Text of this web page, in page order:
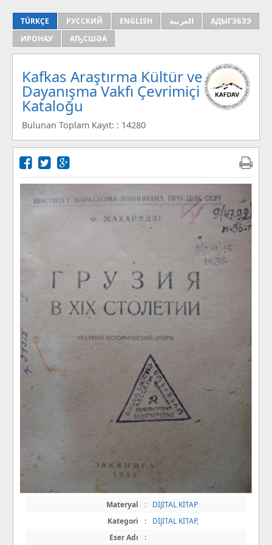
TÜRKÇE РУССКИЙ ENGLISH العربية
АДЫГЭБЗЭ
ИРОНАУ
АҦСШӘА
Kafkas Araştırma Kültür ve
Dayanışma Vakfı Çevrimiçi
Kataloğu
Bulunan Toplam Kayıt: : 14280
Materyal :
DİJİTAL KİTAP
Kategori
: DİJİTAL KİTAP,
Eser Adı
: